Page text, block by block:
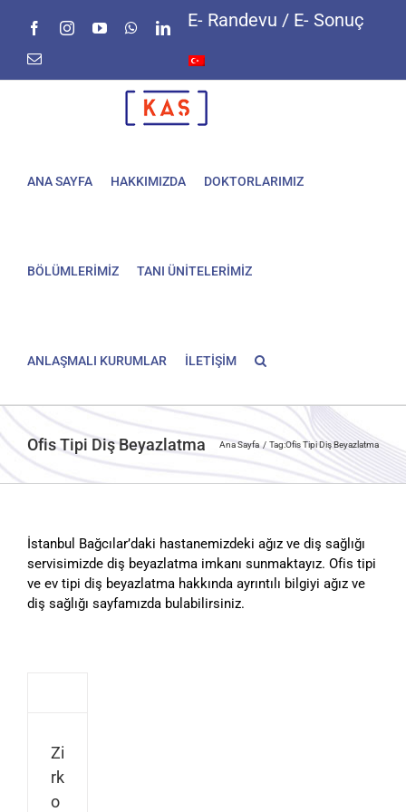
FacebookInstagramYouTubeWhatsAppLinkedIn
E-
E- Randevu / E- Sonuç
ANA SAYFA HAKKIMIZDA DOKTORLARIMIZ
BÖLÜMLERİMİZ TANI ÜNİTELERİMİZ
ANLAŞMALI KURUMLAR İLETİŞİM
Ofis Tipi Diş Beyazlatma Ana Sayfa Tag:Ofis Tipi Diş Beyazlatma
İstanbul Bağcılar’daki hastanemizdeki ağız ve diş sağlığı
servisimizde diş beyazlatma imkanı sunmaktayız. Ofis tipi
ve ev tipi diş beyazlatma hakkında ayrıntılı bilgiyi ağız ve
diş sağlığı sayfamızda bulabilirsiniz.
Zi
rk
o